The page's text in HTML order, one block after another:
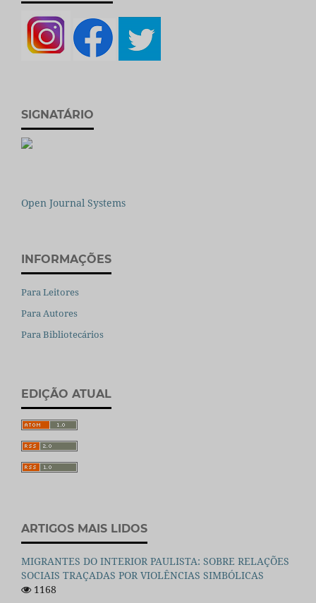
SIGNATÁRIO
Open Journal Systems
INFORMAÇÕES
Para Leitores
Para Autores
Para Bibliotecários
EDIÇÃO ATUAL
ARTIGOS MAIS LIDOS
MIGRANTES DO INTERIOR PAULISTA: SOBRE RELAÇÕES
SOCIAIS TRAÇADAS POR VIOLÊNCIAS SIMBÓLICAS
1168